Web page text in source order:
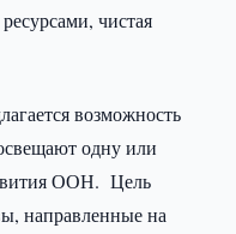
чистая
возможность
одну или
ООН. Цель
направленные на